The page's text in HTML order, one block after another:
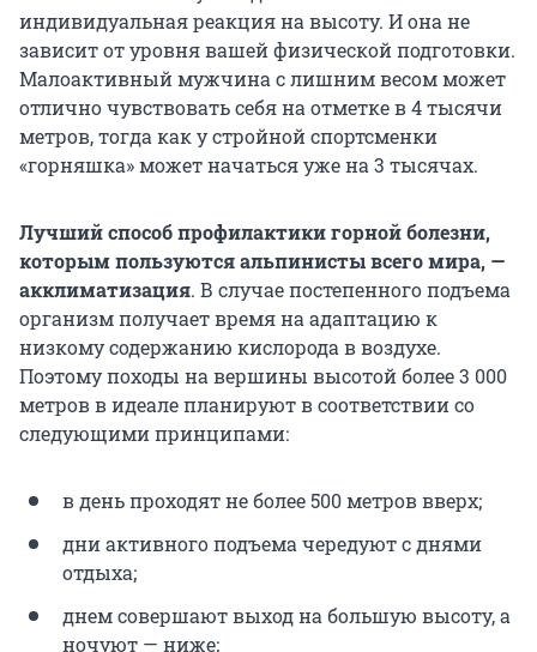
индивидуальная реакция на высоту. И она не
зависит от уровня вашей физической подготовки.
Малоактивный мужчина с лишним весом может
отлично чувствовать себя на отметке в 4 тысячи
метров, тогда как у стройной спортсменки
«горняшка» может начаться уже на 3 тысячах.
Лучший способ профилактики горной болезни,
которым пользуются альпинисты всего мира, —
акклиматизация. В случае постепенного подъема
организм получает время на адаптацию к
низкому содержанию кислорода в воздухе.
Поэтому походы на вершины высотой более 3 000
метров в идеале планируют в соответствии со
следующими принципами:
в день проходят не более 500 метров вверх;
дни активного подъема чередуют с днями
отдыха;
днем совершают выход на большую высоту, а
ночуют — ниже;